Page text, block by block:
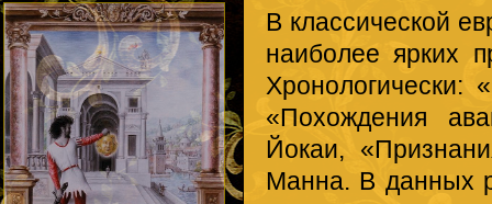
В классической
наиболее ярких
«Похождения
Йокаи,
Манна. В данных